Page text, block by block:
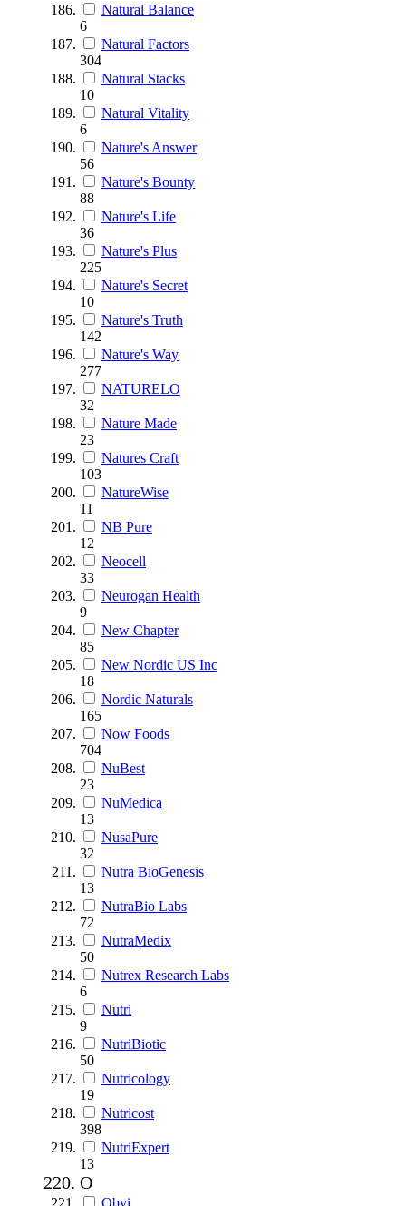
Natural Balance
6
Natural Factors
304
Natural Stacks
10
Natural Vitality
6
Nature's Answer
56
Nature's Bounty
88
Nature's Life
36
Nature's Plus
225
Nature's Secret
10
Nature's Truth
142
Nature's Way
277
NATURELO
32
Nature Made
23
Natures Craft
103
NatureWise
11
NB Pure
12
Neocell
33
Neurogan Health
9
New Chapter
85
New Nordic US Inc
18
Nordic Naturals
165
Now Foods
704
NuBest
23
NuMedica
13
NusaPure
32
Nutra BioGenesis
13
NutraBio Labs
72
NutraMedix
50
Nutrex Research Labs
6
Nutri
9
NutriBiotic
50
Nutricology
19
Nutricost
398
NutriExpert
13
O
Obvi